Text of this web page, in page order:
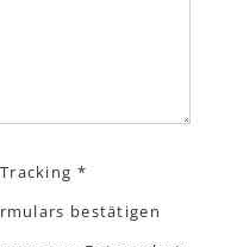
*
bestätigen